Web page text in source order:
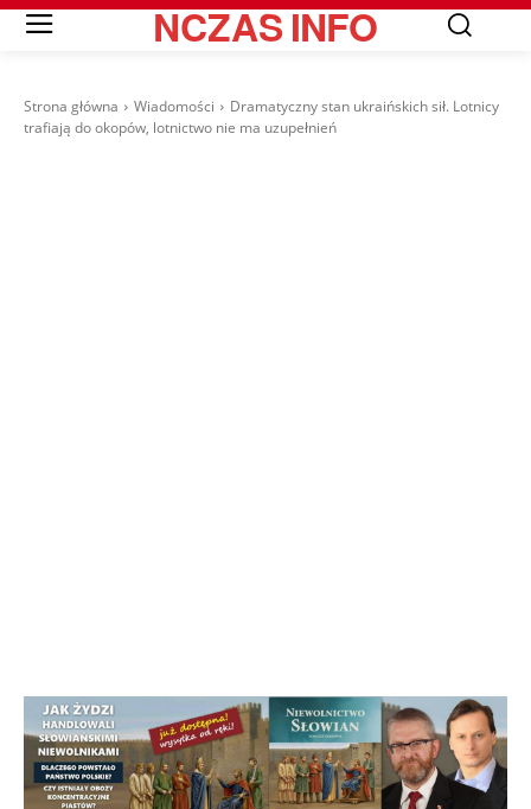
NCZASINFO
Strona główna Wiadomości
Dramatyczny stan ukraińskich sił. Lotnicy
trafiają do okopów, lotnictwo nie ma uzupełnień